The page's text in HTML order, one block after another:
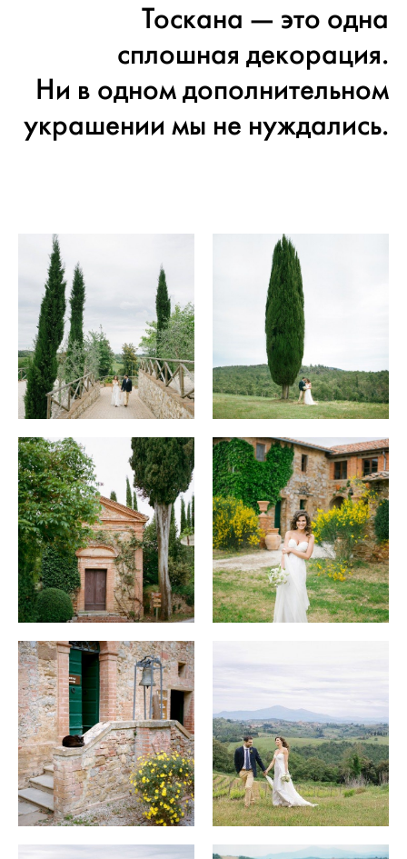
Тоскана — это одна
сплошная декорация.
Ни в одном дополнительном
украшении мы не нуждались.